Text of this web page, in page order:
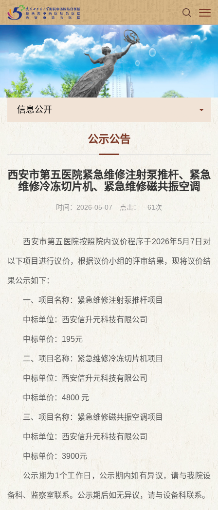
信息公开
公示公告
西安市第五医院紧急维修注射泵推杆、紧急
维修冷冻切片机、紧急维修磁共振空调
时间：2026-05-07 点击： 61 次
西安市第五医院按照院内议价程序于2026年5月7日对
以下项目进行议价，根据议价小组的评审结果，现将议价结
果公示如下：
一、项目名称：紧急维修注射泵推杆项目
中标单位：西安信升元科技有限公司
中标单价：195元
二、项目名称：紧急维修冷冻切片机项目
中标单位：西安信升元科技有限公司
中标单价：4800 元
三、项目名称：紧急维修磁共振空调项目
中标单位：西安信升元科技有限公司
中标单价：3900元
公示期为1个工作日，公示期内如有异议，请与我院设
备科、监察室联系。公示期后如无异议，请与设备科联系。